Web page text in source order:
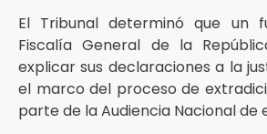
El Tribunal determinó que un
Fiscalía General de la
explicar sus declaraciones a la
el marco del proceso de
parte de la Audiencia Nacional de